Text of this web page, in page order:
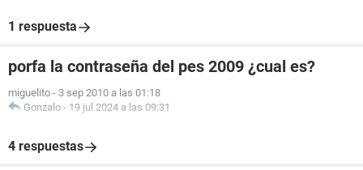
1 respuesta
porfa la contraseña del pes 2009 ¿cual es?
miguelito - 3 sep 2010 a las 01:18
Gonzalo - 19 jul 2024 a las 09:31
4 respuestas